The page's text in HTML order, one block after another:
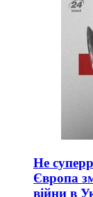
Не
Європа
війни в